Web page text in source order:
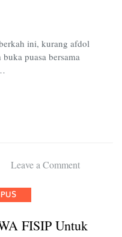
Anak
Panti
ini, kurang afdol
puasa bersama
Leave a Commenton
FISIP
FISIP Untuk